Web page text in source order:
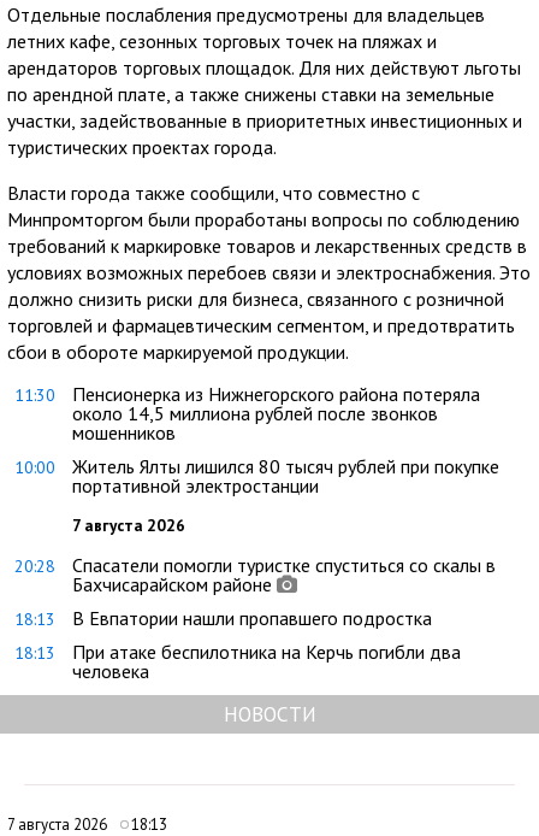
Отдельные послабления предусмотрены для владельцев
летних кафе, сезонных торговых точек на пляжах и
арендаторов торговых площадок. Для них действуют льготы
по арендной плате, а также снижены ставки на земельные
участки, задействованные в приоритетных инвестиционных и
туристических проектах города.
Власти города также сообщили, что совместно с
Минпромторгом были проработаны вопросы по соблюдению
требований к маркировке товаров и лекарственных средств в
условиях возможных перебоев связи и электроснабжения. Это
должно снизить риски для бизнеса, связанного с розничной
торговлей и фармацевтическим сегментом, и предотвратить
сбои в обороте маркируемой продукции.
11:30
Пенсионерка из Нижнегорского района потеряла
около 14,5 миллиона рублей после звонков
мошенников
10:00
Житель Ялты лишился 80 тысяч рублей при покупке
портативной электростанции
7 августа 2026
20:28
Спасатели помогли туристке спуститься со скалы в
Бахчисарайском районе
18:13 В Евпатории нашли пропавшего подростка
18:13
При атаке беспилотника на Керчь погибли два
человека
НОВОСТИ
7 августа 2026 18:13